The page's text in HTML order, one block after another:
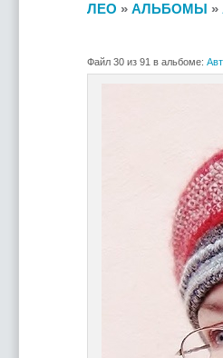
ЛЕО » АЛЬБОМЫ »
Файл 30 из 91 в альбоме: